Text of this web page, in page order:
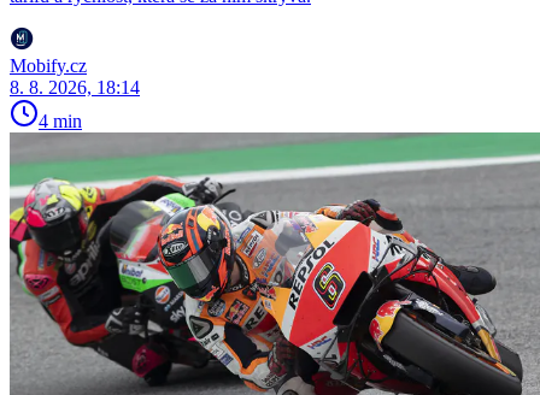
Mobify.cz
8. 8. 2026, 18:14
4 min